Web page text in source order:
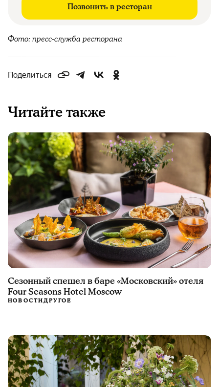
Позвонить в ресторан
Фото: пресс-служба ресторана
Поделиться
Читайте также
Сезонный спешел в баре «Московский» отеля
Four Seasons Hotel Moscow
НОВОСТИДРУГОЕ